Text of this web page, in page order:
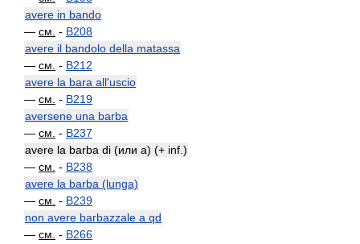
avere in bando
— см. - B208
avere il bandolo della matassa
— см. - B212
avere la bara all'uscio
— см. - B219
aversene una barba
— см. - B237
avere la barba di (или a) (+ inf.)
— см. - B238
avere la barba (lunga)
— см. - B239
non avere barbazzale a qd
— см. - B266